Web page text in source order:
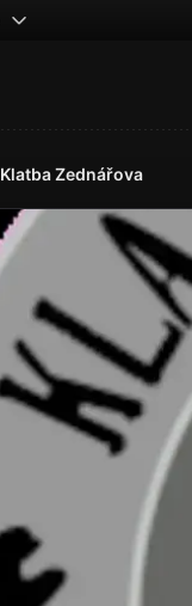
Klatba Zednářova